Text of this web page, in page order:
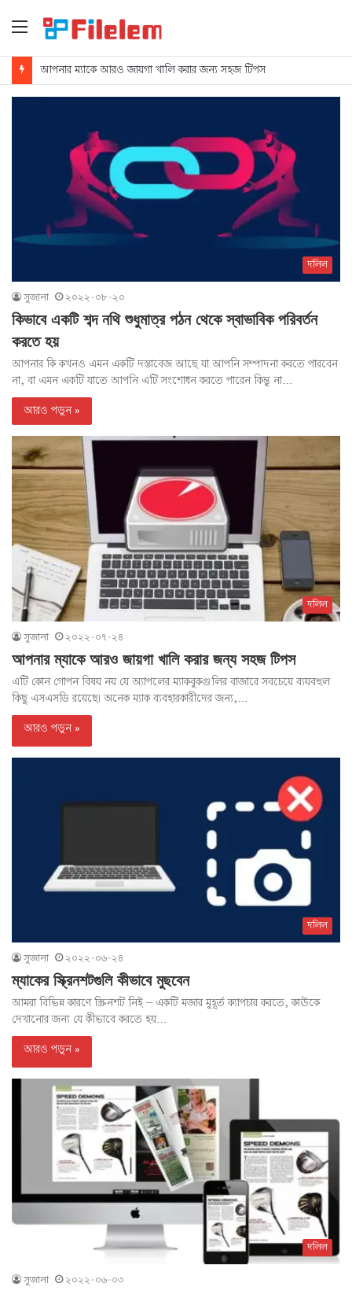
মেনু
আপনার ম্যাকে আরও জায়গা খালি করার জন্য সহজ টিপস
দলিল
সুজানা ২০২২-০৮-২০
কিভাবে একটি শব্দ নথি শুধুমাত্র পঠন থেকে স্বাভাবিক পরিবর্তন
করতে হয়
আপনার কি কখনও এমন একটি দস্তাবেজ আছে যা আপনি সম্পাদনা করতে পারবেন
না, বা এমন একটি যাতে আপনি এটি সংশোধন করতে পারেন কিন্তু না…
আরও পড়ুন »
দলিল
সুজানা ২০২২-০৭-২৪
আপনার ম্যাকে আরও জায়গা খালি করার জন্য সহজ টিপস
এটি কোন গোপন বিষয় নয় যে অ্যাপলের ম্যাকবুকগুলির বাজারে সবচেয়ে ব্যয়বহুল
কিছু এসএসডি রয়েছে৷ অনেক ম্যাক ব্যবহারকারীদের জন্য,…
আরও পড়ুন »
দলিল
সুজানা ২০২২-০৬-২৪
ম্যাকের স্ক্রিনশটগুলি কীভাবে মুছবেন
আমরা বিভিন্ন কারণে স্ক্রিনশট নিই – একটি মজার মুহূর্ত ক্যাপচার করতে, কাউকে
দেখানোর জন্য যে কীভাবে করতে হয়…
আরও পড়ুন »
দলিল
সুজানা ২০২২-০৬-০৩